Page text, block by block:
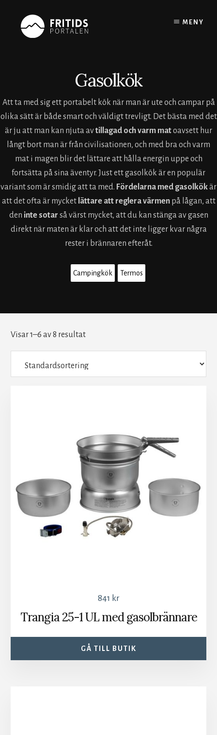
content
MENY
Gasolkök
Att ta med sig ett portabelt kök när man är ute och campar på
olika sätt är både smart och väldigt trevligt. Det bästa med det
är ju att man kan njuta avtillagad och varm matoavsett hur
långt bort man är från civilisationen, och med bra och varm
mat i magen blir det lättare att hålla energin uppe och
fortsätta på sina äventyr. Just ett gasolkök är en populär
variant som är smidig att ta med. Fördelarna med gasolkökär
att det ofta är mycket lättare att reglera värmenpå lågan, att
den inte sotar så värst mycket, att du kan stänga av gasen
direkt när maten är klar och att det inte ligger kvar några
rester i brännaren efteråt.
Campingkök Termos
Visar 1–6 av 8 resultat
841 kr
Trangia 25-1 UL med gasolbrännare
GÅ TILL BUTIK